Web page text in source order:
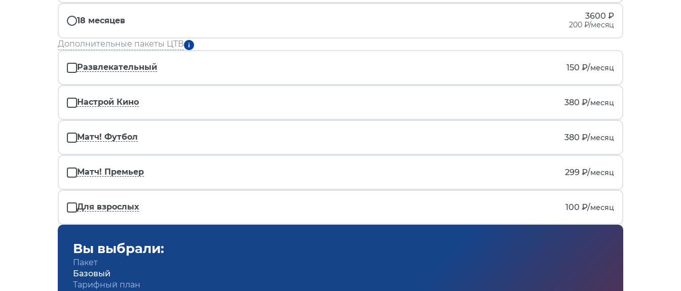
18 месяцев 3600 ₽
200 ₽/месяц
Дополнительные пакеты ЦТВ
Развлекательный 150 ₽/месяц
Настрой Кино 380 ₽/месяц
Матч! Футбол 380 ₽/месяц
Матч! Премьер 299 ₽/месяц
Для взрослых 100 ₽/месяц
Вы выбрали:
Пакет
Базовый
Тарифный план